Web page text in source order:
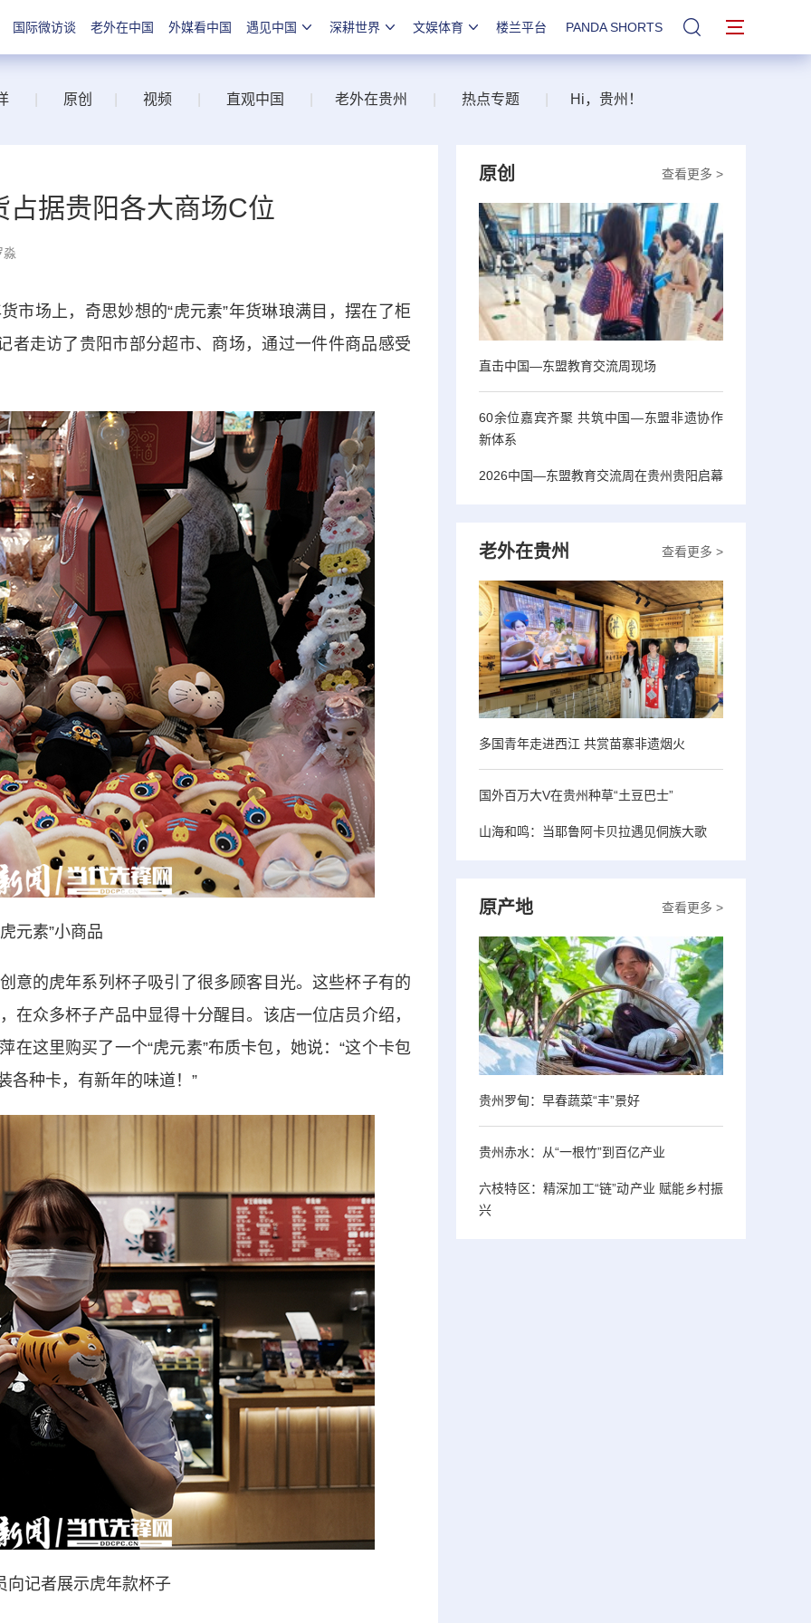
国际微访谈 老外在中国 外媒看中国 遇见中国 深耕世界 文娱体育 楼兰平台 PANDA SHORTS 站内搜索
原创 视频 直观中国 老外在贵州 热点专题 Hi，贵州！
占据贵阳各大商场C位
淼
场上，奇思妙想的“虎元素”年货琳琅满目，摆在了柜
者走访了贵阳市部分超市、商场，通过一件件商品感受
虎元素”小商品
的虎年系列杯子吸引了很多顾客目光。这些杯子有的
在众多杯子产品中显得十分醒目。该店一位店员介绍，
在这里购买了一个“虎元素”布质卡包，她说：“这个卡包
各种卡，有新年的味道！”
向记者展示虎年款杯子
查看更多 >
原创
直击中国—东盟教育交流周现场
60余位嘉宾齐聚 共筑中国—东盟非遗协作
新体系
2026中国—东盟教育交流周在贵州贵阳启幕
查看更多 >
老外在贵州
多国青年走进西江 共赏苗寨非遗烟火
国外百万大V在贵州种草“土豆巴士”
山海和鸣：当耶鲁阿卡贝拉遇见侗族大歌
查看更多 >
原产地
贵州罗甸：早春蔬菜“丰”景好
贵州赤水：从“一根竹”到百亿产业
六枝特区：精深加工“链”动产业 赋能乡村振
兴